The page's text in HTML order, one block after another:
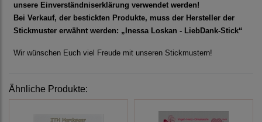
unsere Einverständniserklärung verwendet werden!
Bei Verkauf, der bestickten Produkte, muss der Hersteller der
Stickmuster erwähnt werden: „Inessa Loskan - LiebDank-Stick“
Wir wünschen Euch viel Freude mit unseren Stickmustern!
Ähnliche Produkte: